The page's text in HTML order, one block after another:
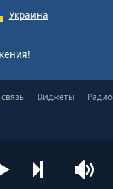
Украина
Виджеты